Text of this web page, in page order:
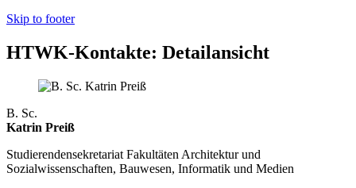
Skip to footer
HTWK-Kontakte: Detailansicht
B. Sc.
Katrin Preiß
Studierendensekretariat Fakultäten Architektur und
Sozialwissenschaften, Bauwesen, Informatik und Medien